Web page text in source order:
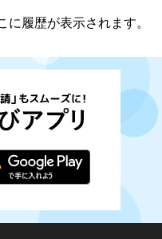
履歴が表示されます。